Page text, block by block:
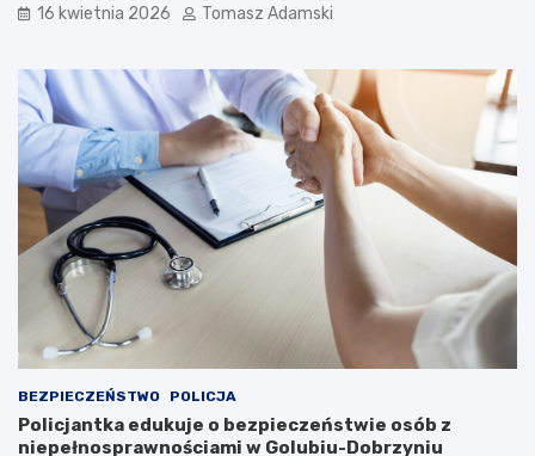
16 kwietnia 2026 Tomasz Adamski
BEZPIECZEŃSTWO POLICJA
Policjantka edukuje o bezpieczeństwie osób z
niepełnosprawnościami w Golubiu-Dobrzyniu